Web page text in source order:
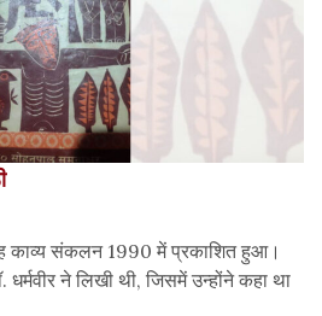
काव्य संकलन 1990 में प्रकाशित हुआ।
धर्मवीर ने लिखी थी, जिसमें उन्होंने कहा था